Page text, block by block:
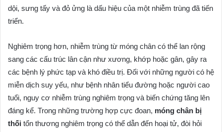
dội, sưng tấy và đỏ ửng là dấu hiệu của một nhiễm trùng đã tiến
triển.
Nghiêm trọng hơn, nhiễm trùng từ móng chân có thể lan rộng
sang các cấu trúc lân cận như xương, khớp hoặc gân, gây ra
các bệnh lý phức tạp và khó điều trị. Đối với những người có hệ
miễn dịch suy yếu, như bệnh nhân tiểu đường hoặc người cao
tuổi, nguy cơ nhiễm trùng nghiêm trọng và biến chứng tăng lên
đáng kể. Trong những trường hợp cực đoan, móng chân bị
thối tổn thương nghiêm trọng có thể dẫn đến hoại tử, đòi hỏi